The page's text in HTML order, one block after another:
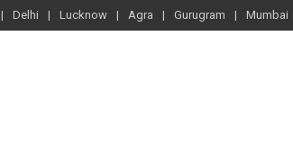
Delhi Lucknow Agra Gurugram Mumbai